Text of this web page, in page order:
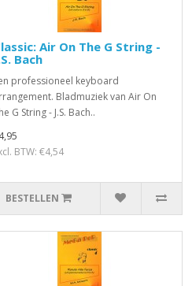
Air On The G String -
Bach
professioneel keyboard
Bladmuziek van Air On
G String - J.S. Bach..
BTW: €4,54
BESTELLEN